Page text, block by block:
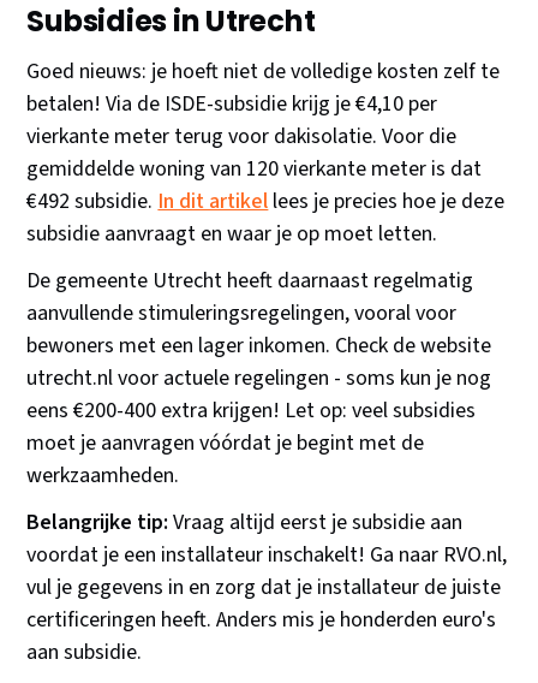
Subsidies in Utrecht
Goed nieuws: je hoeft niet de volledige kosten zelf te
betalen! Via de ISDE-subsidie krijg je €4,10 per
vierkante meter terug voor dakisolatie. Voor die
gemiddelde woning van 120 vierkante meter is dat
€492 subsidie.In dit artikellees je precies hoe je deze
subsidie aanvraagt en waar je op moet letten.
De gemeente Utrecht heeft daarnaast regelmatig
aanvullende stimuleringsregelingen, vooral voor
bewoners met een lager inkomen. Check de website
utrecht.nl voor actuele regelingen - soms kun je nog
eens €200-400 extra krijgen! Let op: veel subsidies
moet je aanvragen vóórdat je begint met de
werkzaamheden.
Belangrijke tip: Vraag altijd eerst je subsidie aan
voordat je een installateur inschakelt! Ga naar RVO.nl,
vul je gegevens in en zorg dat je installateur de juiste
certificeringen heeft. Anders mis je honderden euro's
aan subsidie.